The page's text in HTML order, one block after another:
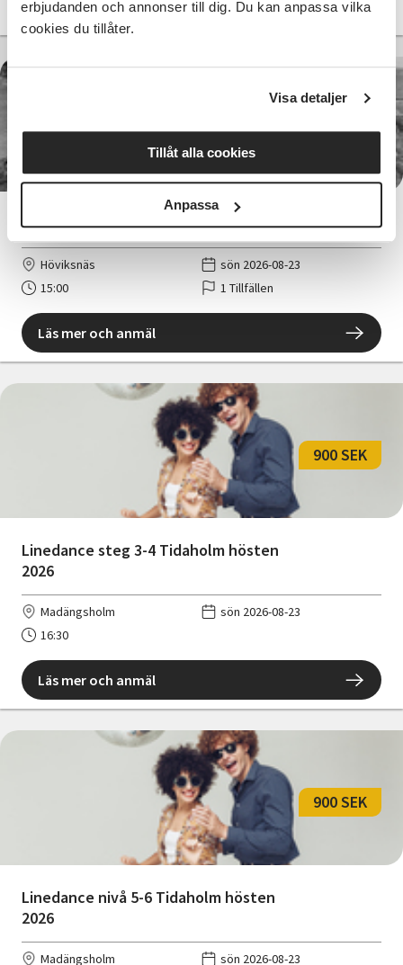
erbjudanden och annonser till dig. Du kan anpassa vilka
cookies du tillåter.
Visa detaljer
Tillåt alla cookies
Anpassa
Läs mer och anmäl
Historisk vandring i Höviksnäs
Kostnadsfri
Höviksnäs
sön 2026-08-23
15:00
1 Tillfällen
Läs mer och anmäl
Linedance steg 3-4 Tidaholm hösten
2026
900 SEK
Madängsholm
sön 2026-08-23
16:30
Läs mer och anmäl
Linedance nivå 5-6 Tidaholm hösten
2026
900 SEK
Madängsholm sön 2026-08-23